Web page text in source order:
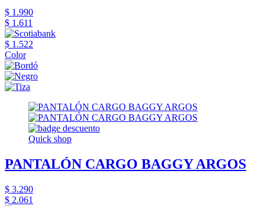
$ 1.990
$ 1.611
$ 1.522
Color
Quick shop
PANTALÓN CARGO BAGGY ARGOS
$ 3.290
$ 2.061